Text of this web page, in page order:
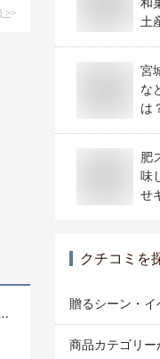
>
ク 送料無料 2024 お歳暮 早割 ギフト 人気 高級 酒の つまみ ヘルシー 健康 会社 職場 常温 小分け 個包装 お酒 ビール お供え 香典返し 退職 誕生日 プレゼント 御歳暮
土
宮
な
は
肥
味
せ
クチコミを
贈るシーン・イ
商品カテゴリー